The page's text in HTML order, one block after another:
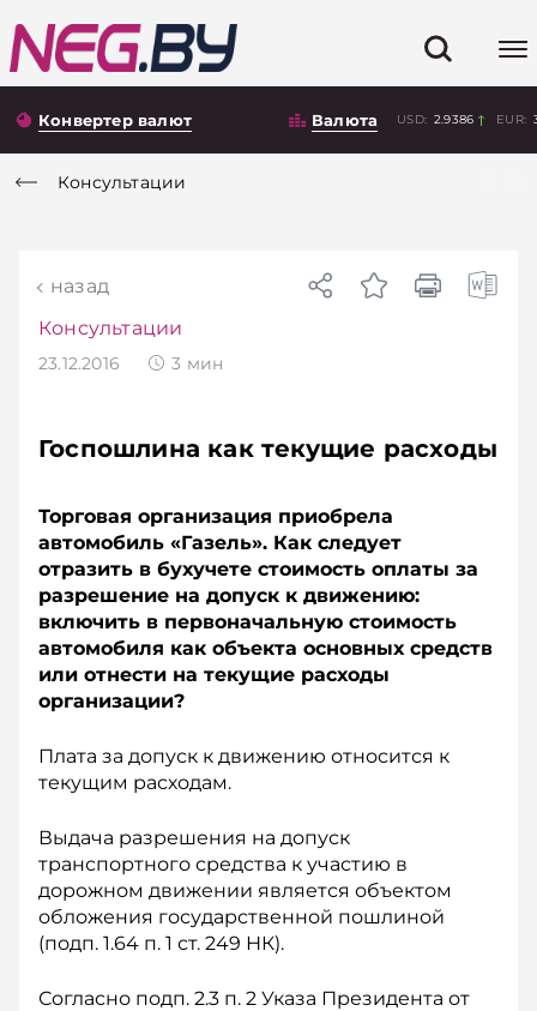
Конвертер валют Валюта USD: 2.9386 EUR:
Консультации
назад
Консультации
23.12.2016 3 мин
Госпошлина как текущие расходы
Торговая организация приобрела
автомобиль «Газель». Как следует
отразить в бухучете стоимость оплаты за
разрешение на допуск к движению:
включить в первоначальную стоимость
автомобиля как объекта основных средств
или отнести на текущие расходы
организации?
Плата за допуск к движению относится к
текущим расходам.
Выдача разрешения на допуск
транспортного средства к участию в
дорожном движении является объектом
обложения государственной пошлиной
(подп. 1.64 п. 1 ст. 249 НК).
Согласно подп. 2.3 п. 2 Указа Президента от